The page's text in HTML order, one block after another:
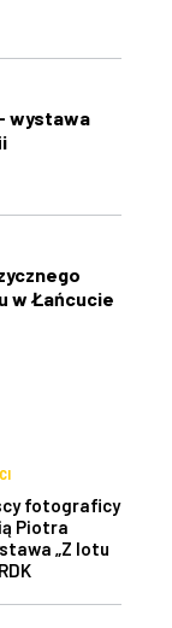
wystawa
w Łańcucie
fotograficy
Piotra
„Z lotu